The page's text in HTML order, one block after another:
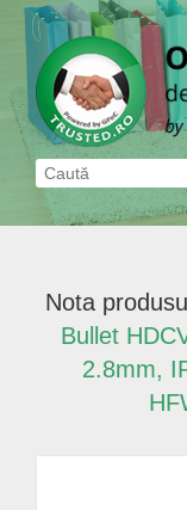
Nota
Bullet
2.8mm,